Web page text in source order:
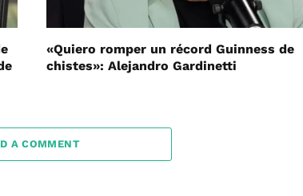
«Quiero romper un récord Guinness de
chistes»: Alejandro Gardinetti
A COMMENT